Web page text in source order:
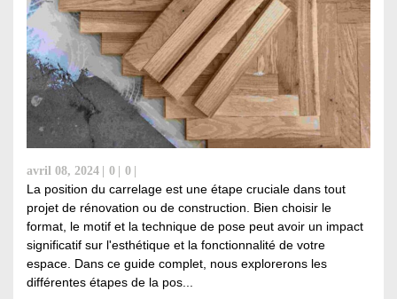
avril 08, 2024 0 0
La position du carrelage est une étape cruciale dans tout
projet de rénovation ou de construction. Bien choisir le
format, le motif et la technique de pose peut avoir un impact
significatif sur l'esthétique et la fonctionnalité de votre
espace. Dans ce guide complet, nous explorerons les
différentes étapes de la pos...